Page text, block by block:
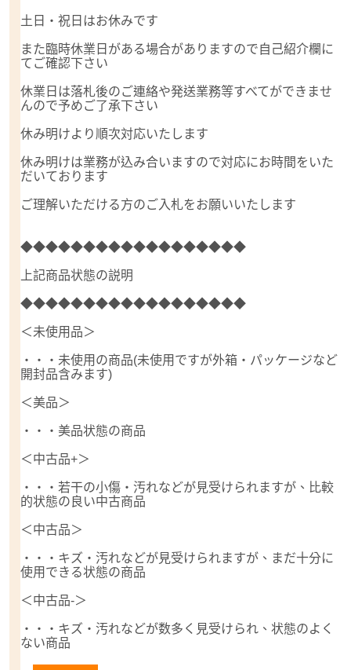
土日・祝日はお休みです
また臨時休業日がある場合がありますので自己紹介欄に
てご確認下さい
休業日は落札後のご連絡や発送業務等すべてができませ
んので予めご了承下さい
休み明けより順次対応いたします
休み明けは業務が込み合いますので対応にお時間をいた
だいております
ご理解いただける方のご入札をお願いいたします
◆◆◆◆◆◆◆◆◆◆◆◆◆◆◆◆◆◆
上記商品状態の説明
◆◆◆◆◆◆◆◆◆◆◆◆◆◆◆◆◆◆
＜未使用品＞
・・・未使用の商品(未使用ですが外箱・パッケージなど
開封品含みます)
＜美品＞
・・・美品状態の商品
＜中古品+＞
・・・若干の小傷・汚れなどが見受けられますが、比較
的状態の良い中古商品
＜中古品＞
・・・キズ・汚れなどが見受けられますが、まだ十分に
使用できる状態の商品
＜中古品-＞
・・・キズ・汚れなどが数多く見受けられ、状態のよく
ない商品